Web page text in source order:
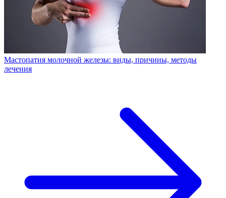
Мастопатия молочной железы: виды, причины, методы
лечения